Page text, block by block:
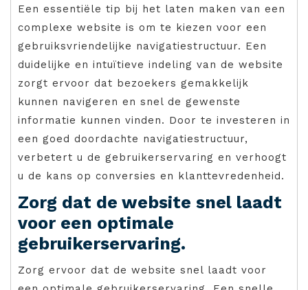
Een essentiële tip bij het laten maken van een
complexe website is om te kiezen voor een
gebruiksvriendelijke navigatiestructuur. Een
duidelijke en intuïtieve indeling van de website
zorgt ervoor dat bezoekers gemakkelijk
kunnen navigeren en snel de gewenste
informatie kunnen vinden. Door te investeren in
een goed doordachte navigatiestructuur,
verbetert u de gebruikerservaring en verhoogt
u de kans op conversies en klanttevredenheid.
Zorg dat de website snel laadt
voor een optimale
gebruikerservaring.
Zorg ervoor dat de website snel laadt voor